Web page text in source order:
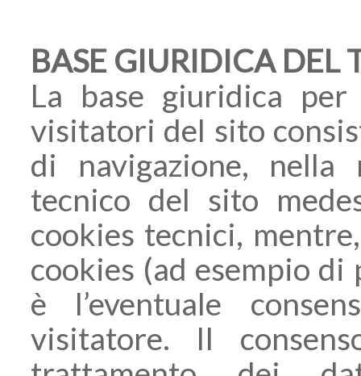
BASE GIURIDICA DEL
La base giuridica
visitatori del sito
di navigazione, nella
tecnico del sito
cookies tecnici,
cookies (ad esempio
è l’eventuale
visitatore. Il